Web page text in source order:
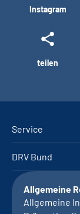
Instagram
teilen
Service
DRV Bund
Allgemeine
Allgemeine